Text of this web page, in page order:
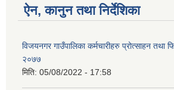
ऐन, कानुन तथा निर्देशिका
विजयनगर गाउँपालिका कर्मचारीहरु प्रोत्साहन तथा
२०७७
मिति: 05/08/2022 - 17:58